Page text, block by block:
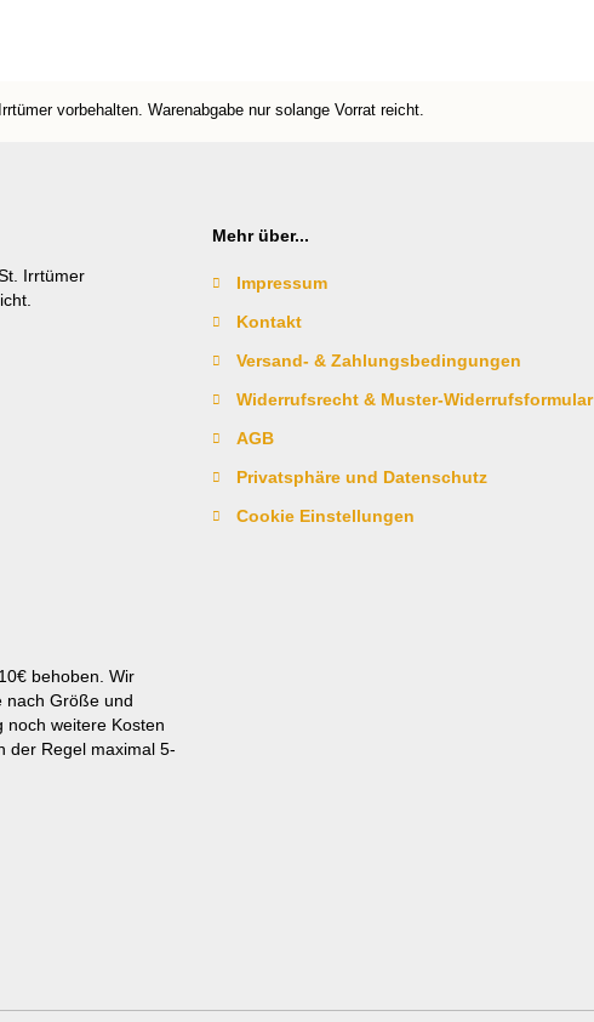
vorbehalten. Warenabgabe nur solange Vorrat reicht.
Irrtümer
Mehr über...
Impressum
Kontakt
Versand- & Zahlungsbedingungen
Widerrufsrecht & Muster-Widerrufsformular
AGB
Privatsphäre und Datenschutz
Cookie Einstellungen
behoben. Wir
nach Größe und
noch weitere Kosten
der Regel maximal 5-